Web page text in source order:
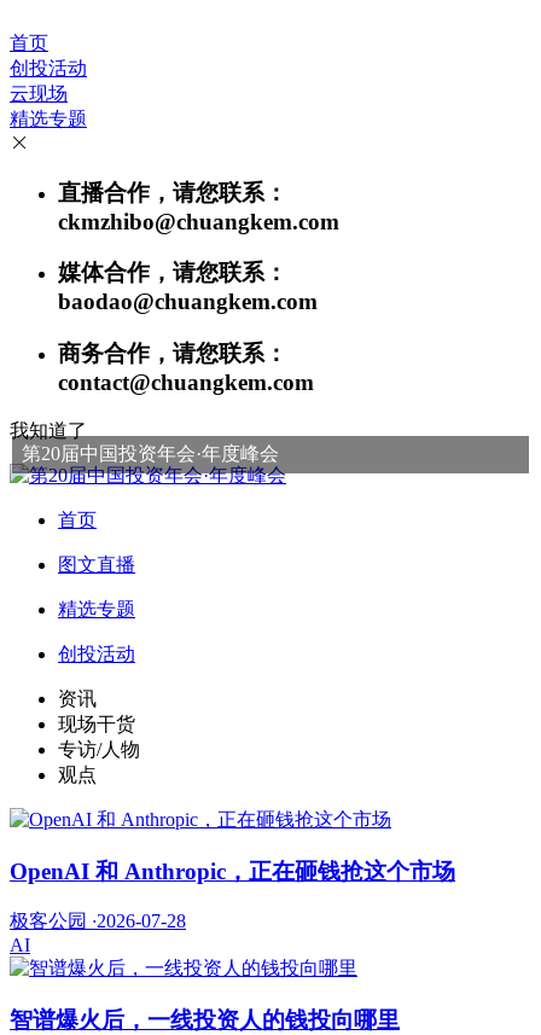
首页
创投活动
云现场
精选专题
直播合作，请您联系：
ckmzhibo@chuangkem.com
媒体合作，请您联系：
baodao@chuangkem.com
商务合作，请您联系：
contact@chuangkem.com
我知道了
第20届中国投资年会·年度峰会
首页
图文直播
精选专题
创投活动
资讯
现场干货
专访/人物
观点
OpenAI 和 Anthropic，正在砸钱抢这个市场
极客公园 ·2026-07-28
AI
智谱爆火后，一线投资人的钱投向哪里